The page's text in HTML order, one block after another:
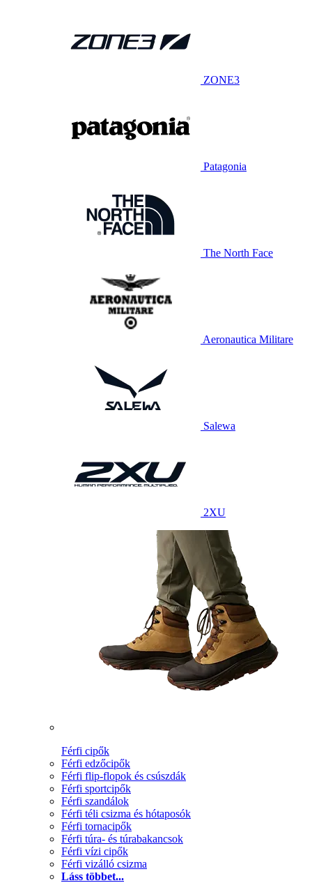
ZONE3
Patagonia
The North Face
Aeronautica Militare
Salewa
2XU
Férfi cipők
Férfi edzőcipők
Férfi flip-flopok és csúszdák
Férfi sportcipők
Férfi szandálok
Férfi téli csizma és hótaposók
Férfi tornacipők
Férfi túra- és túrabakancsok
Férfi vízi cipők
Férfi vizálló csizma
Láss többet...